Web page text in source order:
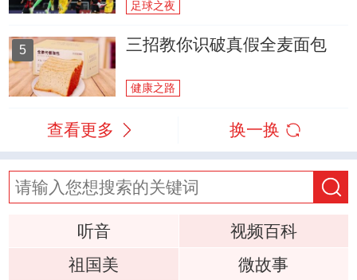
足球之夜
5 三招教你识破真假全麦面包
健康之路
查看更多 换一换
听音
视频百科
祖国美
微故事